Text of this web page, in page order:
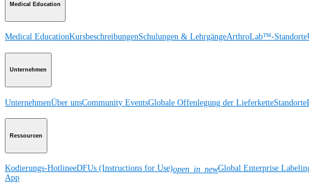
Medical Education
Medical EducationKursbeschreibungenSchulungen & LehrgängeArthroLab™-Standorte
Unternehmen
UnternehmenÜber unsCommunity EventsGlobale Offenlegung der LieferketteStandorte
Ressourcen
Kodierungs-HotlineeDFUs (Instructions for Use)open_in_newGlobal Enterprise
App